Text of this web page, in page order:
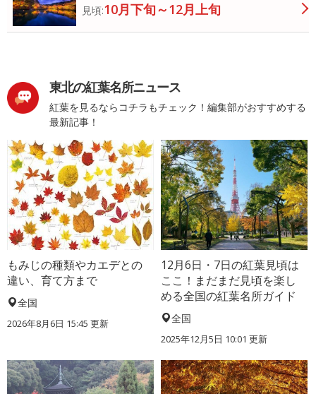
見頃:10月下旬～12月上旬
東北の紅葉名所ニュース
紅葉を見るならコチラもチェック！編集部がおすすめする
最新記事！
もみじの種類やカエデとの
違い、育て方まで
全国
2026年8月6日 15:45 更新
12月6日・7日の紅葉見頃は
ここ！まだまだ見頃を楽し
める全国の紅葉名所ガイド
全国
2025年12月5日 10:01 更新